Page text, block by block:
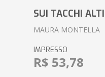
SUI TACCHI ALTI
MAURA MONTELLA
IMPRESSO
R$ 53,78